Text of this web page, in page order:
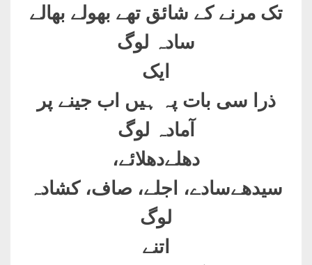
تک مرنے کے شائق تھے بھولے بھالے
سادہ لوگ
ایک
ذرا سی بات پہ ہیں اب جینے پر
آمادہ لوگ
دھلےدھلائے،
سیدھےسادے، اجلے، صاف، کشادہ
لوگ
اتنے